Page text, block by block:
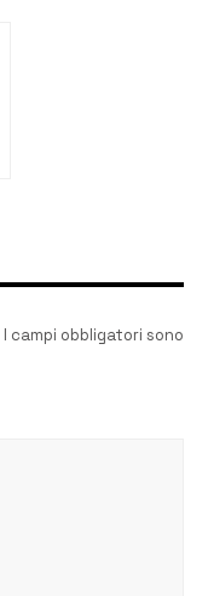
I campi obbligatori sono